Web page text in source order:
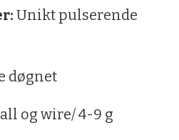
Unikt pulserende
døgnet
og wire/ 4-9 g